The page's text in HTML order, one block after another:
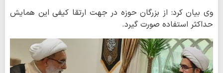
وی بیان کرد: از بزرگان حوزه در جهت ارتقا کیفی این همایش
حداکثر استفاده صورت گیرد.